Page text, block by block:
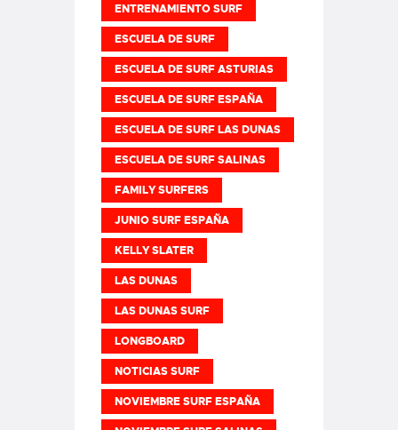
ENTRENAMIENTO SURF
ESCUELA DE SURF
ESCUELA DE SURF ASTURIAS
ESCUELA DE SURF ESPAÑA
ESCUELA DE SURF LAS DUNAS
ESCUELA DE SURF SALINAS
FAMILY SURFERS
JUNIO SURF ESPAÑA
KELLY SLATER
LAS DUNAS
LAS DUNAS SURF
LONGBOARD
NOTICIAS SURF
NOVIEMBRE SURF ESPAÑA